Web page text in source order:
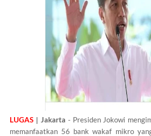
LUGAS | Jakarta - Presiden Jokowi
memanfaatkan 56 bank wakaf mikro